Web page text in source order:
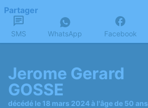
Partager
SMS WhatsApp Facebook
Jerome Gerard
GOSSE
décédé le 18 mars 2024 à l'âge de 50 ans